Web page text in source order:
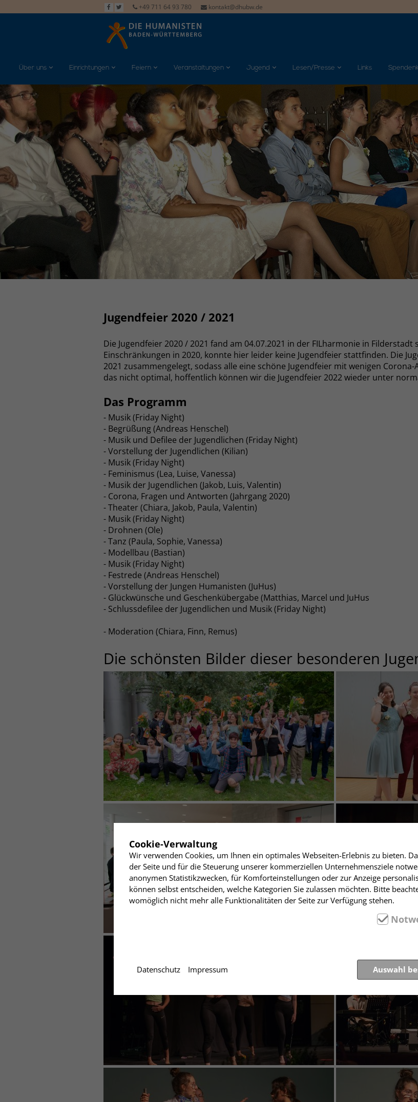
+49 711 64 93 780 kontakt@dhubw.de
Über uns Einrichtungen Feiern Veranstaltungen Jugend Lesen/Presse Links
Jugendfeier 2020 / 2021
Die Jugendfeier 2020 / 2021 fand am 04.07.2021 in der FILharmonie in
Einschränkungen in 2020, konnte hier leider keine Jugendfeier stattfinden. Die
2021 zusammengelegt, sodass alle eine schöne Jugendfeier mit wenigen
das nicht optimal, hoffentlich können wir die Jugendfeier 2022 wieder unter
Das Programm
- Musik (Friday Night)
- Begrüßung (Andreas Henschel)
- Musik und Defilee der Jugendlichen (Friday Night)
- Vorstellung der Jugendlichen (Kilian)
- Musik (Friday Night)
- Feminismus (Lea, Luise, Vanessa)
- Musik der Jugendlichen (Jakob, Luis, Valentin)
- Corona, Fragen und Antworten (Jahrgang 2020)
- Theater (Chiara, Jakob, Paula, Valentin)
- Musik (Friday Night)
- Drohnen (Ole)
- Tanz (Paula, Sophie, Vanessa)
- Modellbau (Bastian)
- Musik (Friday Night)
- Festrede (Andreas Henschel)
- Vorstellung der Jungen Humanisten (JuHus)
- Glückwünsche und Geschenkübergabe (Matthias, Marcel und JuHus
- Schlussdefilee der Jugendlichen und Musik (Friday Night)
- Moderation (Chiara, Finn, Remus)
Die schönsten Bilder dieser besonderen
Cookie-Verwaltung
Wir verwenden Cookies, um Ihnen ein optimales Webseiten-Erlebnis zu bieten.
der Seite und für die Steuerung unserer kommerziellen Unternehmensziele
anonymen Statistikzwecken, für Komforteinstellungen oder zur Anzeige
können selbst entscheiden, welche Kategorien Sie zulassen möchten. Bitte
womöglich nicht mehr alle Funktionalitäten der Seite zur Verfügung stehen.
Auswahl
Datenschutz Impressum